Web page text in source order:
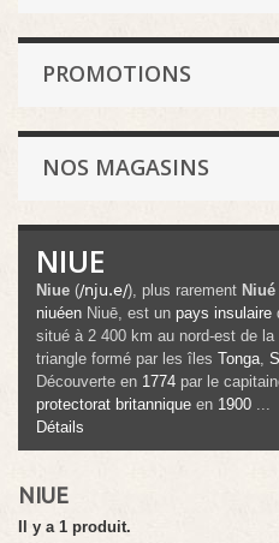
PROMOTIONS
NOS MAGASINS
NIUE
Niue (/nju.e/), plus rarement Niué
niuéen Niuē, est un pays insulaire
situé à 2 400 km au nord-est de la
triangle formé par les îles Tonga,
Découverte en 1774 par le
protectorat britannique en 1900 ...
Détails
NIUE
Il y a 1 produit.